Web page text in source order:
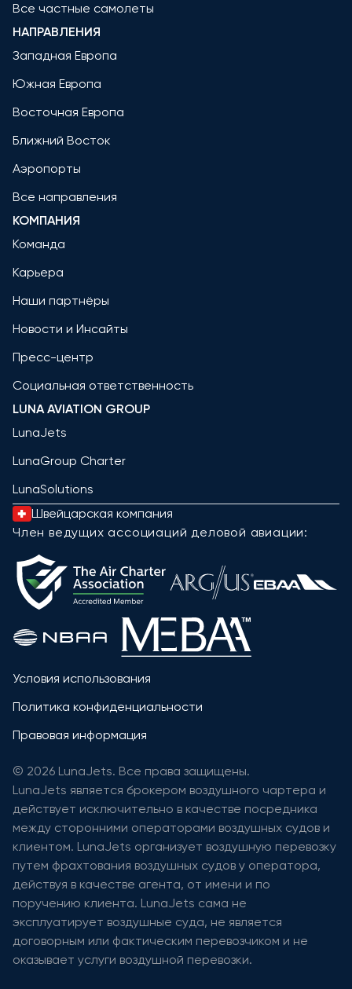
Все частные самолеты
НАПРАВЛЕНИЯ
Западная Европа
Южная Европа
Восточная Европа
Ближний Восток
Аэропорты
Все направления
КОМПАНИЯ
Команда
Карьера
Наши партнёры
Новости и Инсайты
Пресс-центр
Социальная ответственность
LUNA AVIATION GROUP
LunaJets
LunaGroup Charter
LunaSolutions
Швейцарская компания
Член ведущих ассоциаций деловой авиации:
Условия использования
Политика конфиденциальности
Правовая информация
© 2026 LunaJets. Все права защищены.
LunaJets является брокером воздушного чартера и
действует исключительно в качестве посредника
между сторонними операторами воздушных судов и
клиентом. LunaJets организует воздушную перевозку
путем фрахтования воздушных судов у оператора,
действуя в качестве агента, от имени и по
поручению клиента. LunaJets сама не
эксплуатирует воздушные суда, не является
договорным или фактическим перевозчиком и не
оказывает услуги воздушной перевозки.